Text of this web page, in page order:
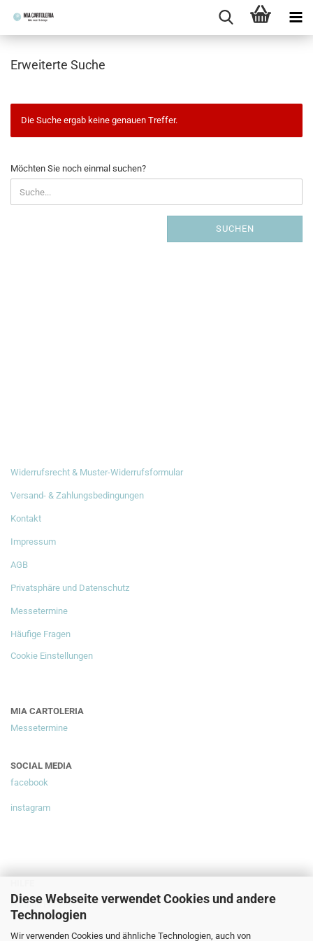
Diese Webseite verwendet Cookies und andere
Technologien
Wir verwenden Cookies und ähnliche Technologien, auch von
Erweiterte Suche
Die Suche ergab keine genauen Treffer.
MÖCHTEN
SIE
NOCH
EINMAL
Möchten Sie noch einmal suchen?
SUCHEN
Widerrufsrecht & Muster-Widerrufsformular
Versand- & Zahlungsbedingungen
Kontakt
Impressum
AGB
Privatsphäre und Datenschutz
Messetermine
Häufige Fragen
Cookie Einstellungen
MIA CARTOLERIA
Messetermine
SOCIAL MEDIA
facebook
instagram
Häufige Fragen